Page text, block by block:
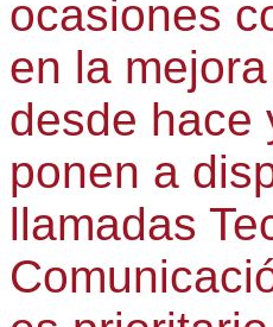
ocasiones
en la
desde hace
ponen a
llamadas